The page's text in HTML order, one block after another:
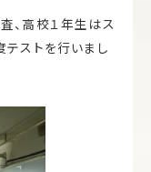
、高校１年生はス
テストを行いまし